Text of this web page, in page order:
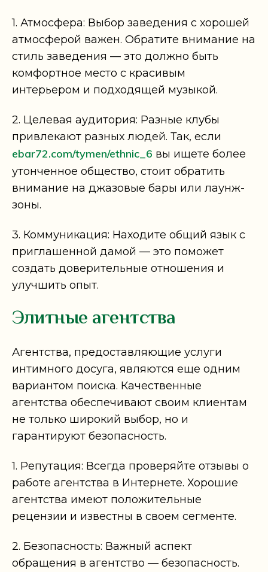
1. Атмосфера: Выбор заведения с хорошей
атмосферой важен. Обратите внимание на
стиль заведения — это должно быть
комфортное место с красивым
интерьером и подходящей музыкой.
2. Целевая аудитория: Разные клубы
привлекают разных людей. Так, если
ebar72.com/tymen/ethnic_6 вы ищете более
утонченное общество, стоит обратить
внимание на джазовые бары или лаунж-
зоны.
3. Коммуникация: Находите общий язык с
приглашенной дамой — это поможет
создать доверительные отношения и
улучшить опыт.
Элитные агентства
Агентства, предоставляющие услуги
интимного досуга, являются еще одним
вариантом поиска. Качественные
агентства обеспечивают своим клиентам
не только широкий выбор, но и
гарантируют безопасность.
1. Репутация: Всегда проверяйте отзывы о
работе агентства в Интернете. Хорошие
агентства имеют положительные
рецензии и известны в своем сегменте.
2. Безопасность: Важный аспект
обращения в агентство — безопасность.